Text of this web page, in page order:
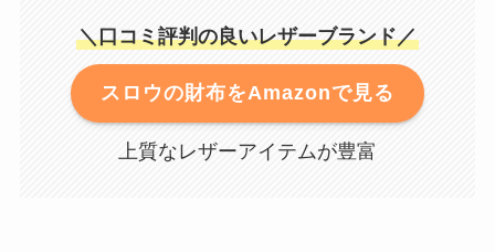
＼口コミ評判の良いレザーブランド／
スロウの財布をAmazonで見る
上質なレザーアイテムが豊富